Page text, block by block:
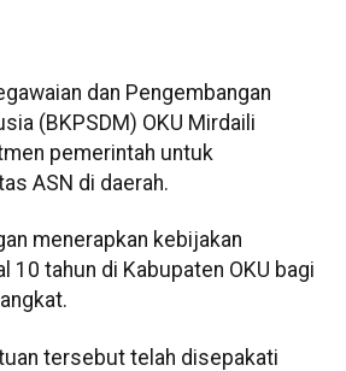
dan Pengembangan
(BKPSDM) OKU Mirdaili
pemerintah untuk
ASN di daerah.
menerapkan kebijakan
10 tahun di Kabupaten OKU bagi
tersebut telah disepakati